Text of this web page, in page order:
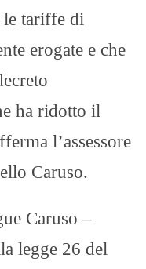
le tariffe di
erogate e che
ha ridotto il
l’assessore
Caruso.
Caruso –
legge 26 del